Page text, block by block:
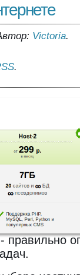
Victoria.
.
правильно